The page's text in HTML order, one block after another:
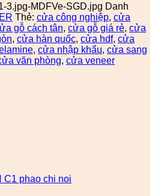
3.jpg-MDFVe-SGD.jpg Danh
Thẻ: cửa công nghiệp, cửa
gỗ cách tân, cửa gỗ giá rẻ, cửa
, cửa hàn quốc, cửa hdf, cửa
, cửa nhập khẩu, cửa sang
văn phòng, cửa veneer